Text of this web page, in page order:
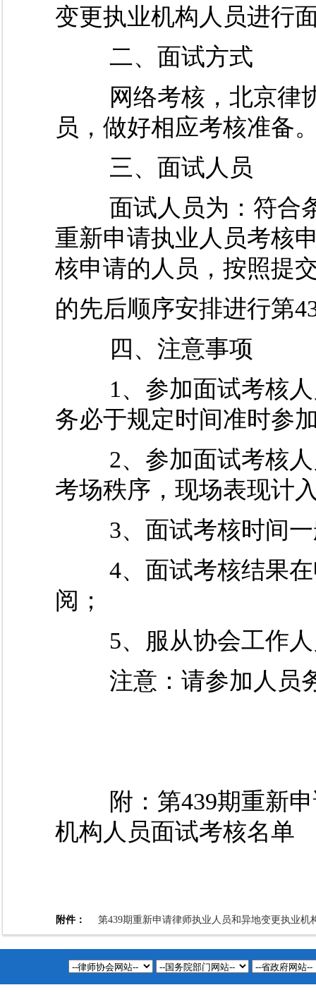
变更执业机构人员进行
二、面试方式
网络考核，北京律协
员，做好相应考核准备
三、面试人员
面试人员为：符合条
重新申请执业人员考核
核申请的人员，按照提
的先后顺序安排进行第
四、注意事项
1、参加面试考核人
务必于规定时间准时参
2、参加面试考核人
考场秩序，现场表现计
3、面试考核时间一
4、面试考核结果在
阅；
5、服从协会工作人
注意：请参加人员务
附：第439期重新申
机构人员面试考核名单
附件： 第439期重新申请律师执业人员和异地变更执业机